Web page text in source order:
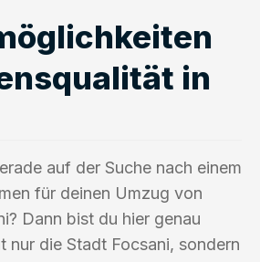
in
auf der Suche nach einem
für deinen Umzug von
Dann bist du hier genau
nur die Stadt Focsani, sondern